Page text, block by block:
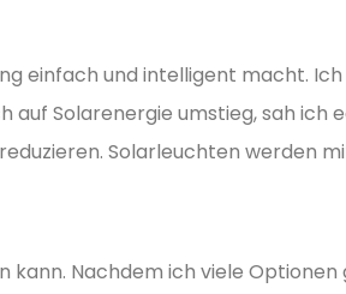
einfach und intelligent macht.
auf Solarenergie umstieg, sah ich
Solarleuchten werden
kann. Nachdem ich viele